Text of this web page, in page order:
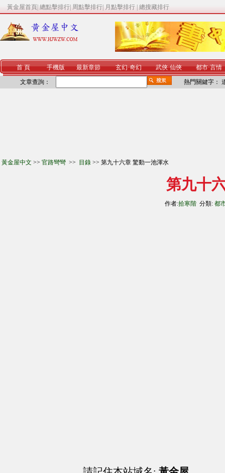
黃金屋首頁 總點擊排行 周點擊排行 月點擊排行 總搜藏排行
首 頁 手機版 最新章節 玄幻·奇幻 武俠·仙俠 都市·言情
文章查詢： 熱門關鍵字：
黃金屋中文 >> 官路彎彎 >> 目錄 >> 第九十六章 驚動一池渾水
第九十
作者:拾寒階 分類: 都